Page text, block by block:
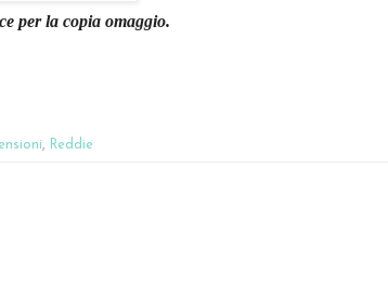
per la copia omaggio.
, Reddie